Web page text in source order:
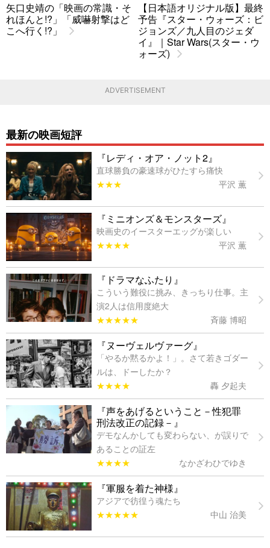
矢口史靖の「映画の常識・そ
れほんと!?」「威嚇射撃はど
こへ行く!?」
【日本語オリジナル版】最終
予告『スター・ウォーズ：ビ
ジョンズ／九人目のジェダ
イ』｜Star Wars(スター・ウ
ォーズ)
ADVERTISEMENT
最新の映画短評
『レディ・オア・ノット2』
直球勝負の豪速球がひたすら痛快
★★★
平沢 薫
『ミニオンズ＆モンスターズ』
映画史のイースターエッグが楽しい
★★★★
平沢 薫
『ドラマなふたり』
こういう難役に挑み、きっちり仕事。主
演2人は信用度絶大
★★★★★
斉藤 博昭
『ヌーヴェルヴァーグ』
「やるか黙るかよ！」。さて若きゴダー
ルは、ドーしたか？
★★★★
轟 夕起夫
『声をあげるということ－性犯罪
刑法改正の記録－』
デモなんかしても変わらない、が誤りで
あることの証左
★★★★
なかざわひでゆき
『軍服を着た神様』
アジアで彷徨う魂たち
★★★★★
中山 治美